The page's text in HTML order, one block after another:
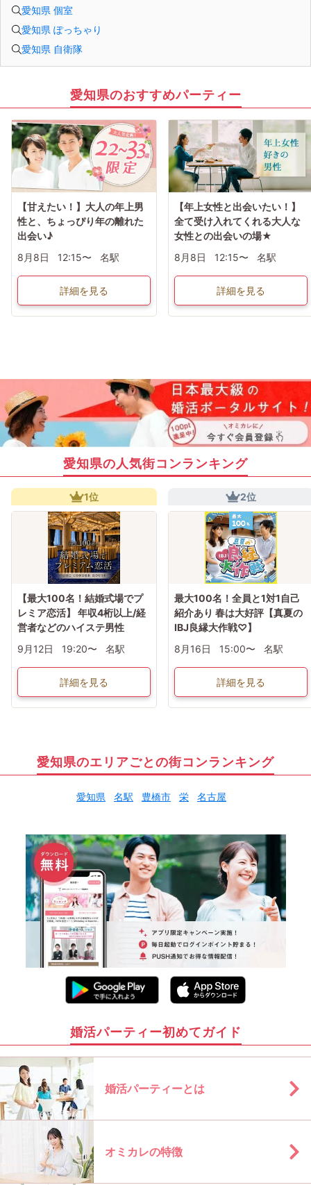
愛知県 個室
愛知県 ぽっちゃり
愛知県 自衛隊
愛知県のおすすめパーティー
【甘えたい！】大人の年上男
性と、ちょっぴり年の離れた
出会い♪
8月8日
12:15〜 名駅
詳細を見る
【年上女性と出会いたい！】
全て受け入れてくれる大人な
女性との出会いの場★
8月8日
12:15〜 名駅
詳細を見る
愛知県の人気街コンランキング
1位
【最大100名！結婚式場でプ
レミア恋活】 年収4桁以上/経
営者などのハイステ男性
9月12日
19:20〜 名駅
詳細を見る
2位
最大100名！全員と1対1自己
紹介あり 春は大好評【真夏の
IBJ良縁大作戦♡】
8月16日
15:00〜 名駅
詳細を見る
愛知県のエリアごとの街コンランキング
愛知県 名駅 豊橋市 栄 名古屋
婚活パーティー初めてガイド
婚活パーティーとは
オミカレの特徴